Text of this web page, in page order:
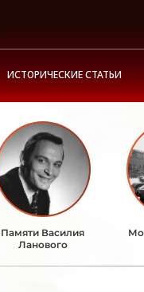
ИСТОРИЧЕСКИЕ СТАТЬИ
Памяти Василия
Ланового